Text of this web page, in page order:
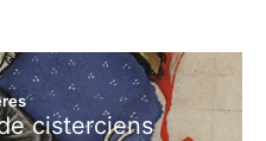
cisterciens